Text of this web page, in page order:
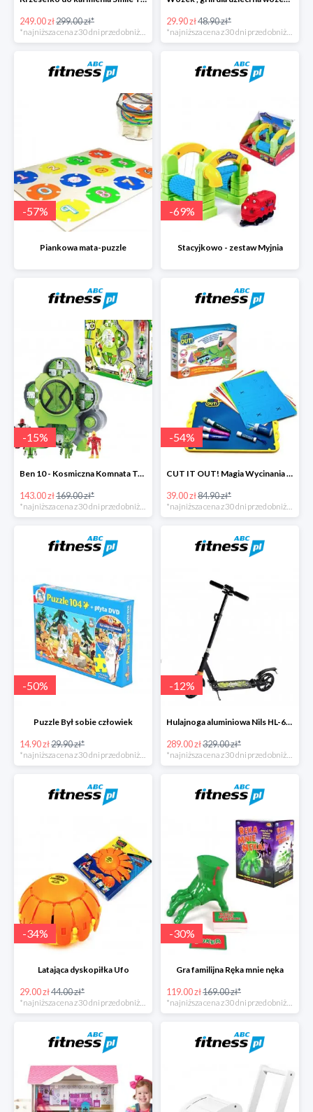
249.00 zł299.00 zł*
*najniższa cena z 30 dni przed obniżką
29.90 zł48.90 zł*
*najniższa cena z 30 dni przed obniżką
-57%
Piankowa mata-puzzle
-69%
Stacyjkowo - zestaw Myjnia
-15%
Ben 10 - Kosmiczna Komnata Transformacji
143.00 zł169.00 zł*
*najniższa cena z 30 dni przed obniżką
-54%
CUT IT OUT! Magia Wycinania - Zestaw małego projektanta
39.00 zł84.90 zł*
*najniższa cena z 30 dni przed obniżką
-50%
Puzzle Był sobie człowiek
14.90 zł29.90 zł*
-12%
Hulajnoga aluminiowa Nils HL-688
289.00 zł329.00 zł*
-34%
Latająca dyskopiłka Ufo
29.00 zł44.00 zł*
-30%
Gra familijna Ręka mnie nęka
119.00 zł169.00 zł*